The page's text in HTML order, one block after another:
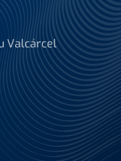
Valcárcel